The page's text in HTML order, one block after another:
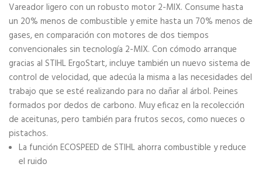
Vareador ligero con un robusto motor 2-MIX. Consume hasta
un 20% menos de combustible y emite hasta un 70% menos de
gases, en comparación con motores de dos tiempos
convencionales sin tecnología 2-MIX. Con cómodo arranque
gracias al STIHL ErgoStart, incluye también un nuevo sistema de
control de velocidad, que adecúa la misma a las necesidades del
trabajo que se esté realizando para no dañar al árbol. Peines
formados por dedos de carbono. Muy eficaz en la recolección
de aceitunas, pero también para frutos secos, como nueces o
pistachos.
La función ECOSPEED de STIHL ahorra combustible y reduce
el ruido